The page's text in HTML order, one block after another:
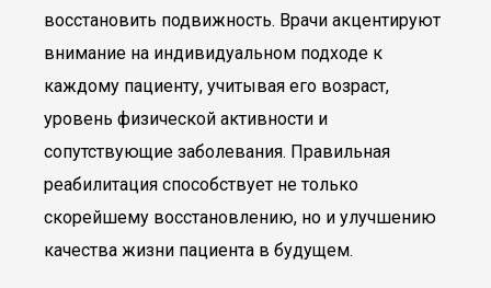
восстановить подвижность. Врачи акцентируют
внимание на индивидуальном подходе к
каждому пациенту, учитывая его возраст,
уровень физической активности и
сопутствующие заболевания. Правильная
реабилитация способствует не только
скорейшему восстановлению, но и улучшению
качества жизни пациента в будущем.